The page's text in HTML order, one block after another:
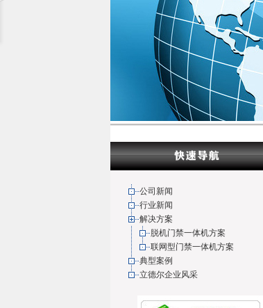
公司新闻
行业新闻
解决方案
脱机门禁一体机方案
联网型门禁一体机方案
典型案例
立德尔企业风采